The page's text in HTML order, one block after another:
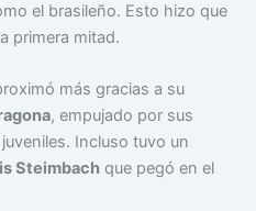
el brasileño. Esto hizo que
primera mitad.
más gracias a su
, empujado por sus
Incluso tuvo un
Steimbach que pegó en el